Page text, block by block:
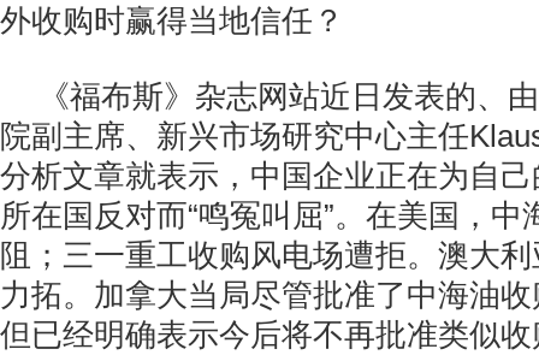
外收购时赢得当地信任？
《福布斯》杂志网站近日发表的、
院副主席、新兴市场研究中心主任
分析文章就表示，中国企业正在为自
所在国反对而“鸣冤叫屈”。在美国，
阻；三一重工收购风电场遭拒。澳大
力拓。加拿大当局尽管批准了中海油
但已经明确表示今后将不再批准类似